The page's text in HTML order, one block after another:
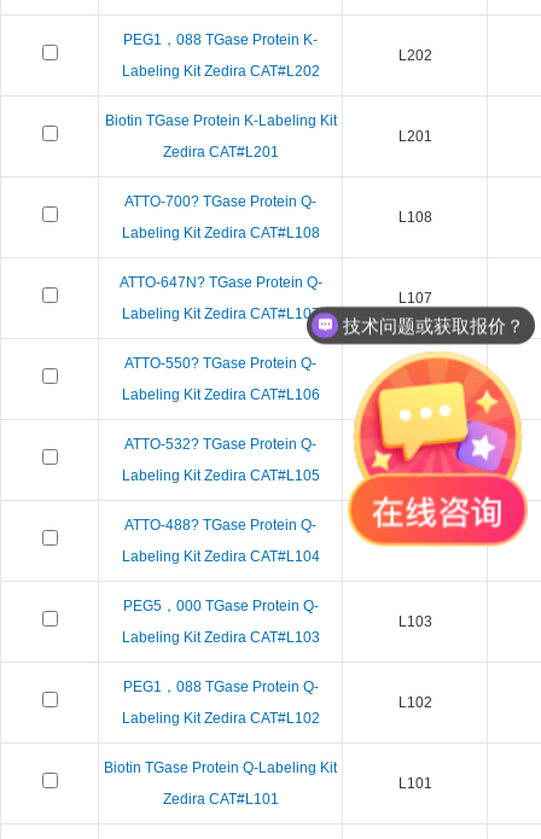
PEG1，088 TGase Protein K-
Labeling Kit Zedira CAT#L202
L202
Biotin TGase Protein K-Labeling Kit
Zedira CAT#L201
L201
ATTO-700? TGase Protein Q-
Labeling Kit Zedira CAT#L108
L108
ATTO-647N? TGase Protein Q-
Labeling Kit Zedira CAT#L107
L107
ATTO-550? TGase Protein Q-
Labeling Kit Zedira CAT#L106
ATTO-532? TGase Protein Q-
Labeling Kit Zedira CAT#L105
L105
ATTO-488? TGase Protein Q-
Labeling Kit Zedira CAT#L104
L104
PEG5，000 TGase Protein Q-
Labeling Kit Zedira CAT#L103
L103
PEG1，088 TGase Protein Q-
Labeling Kit Zedira CAT#L102
L102
Biotin TGase Protein Q-Labeling Kit
Zedira CAT#L101
L101
技术问题或获取报价？